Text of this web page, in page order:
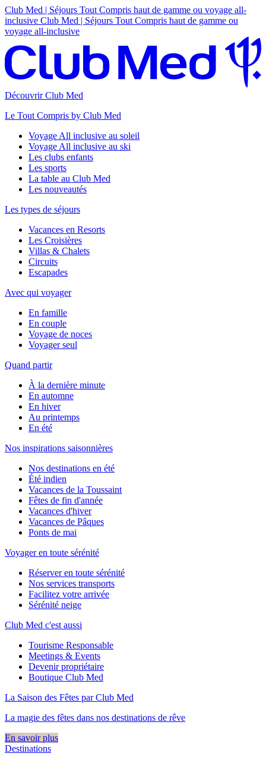
Club Med | Séjours Tout Compris haut de gamme ou voyage all-
inclusive Club Med | Séjours Tout Compris haut de gamme ou
voyage all-inclusive
Découvrir Club Med
Le Tout Compris by Club Med
Voyage All inclusive au soleil
Voyage All inclusive au ski
Les clubs enfants
Les sports
La table au Club Med
Les nouveautés
Les types de séjours
Vacances en Resorts
Les Croisières
Villas & Chalets
Circuits
Escapades
Avec qui voyager
En famille
En couple
Voyage de noces
Voyager seul
Quand partir
À la dernière minute
En automne
En hiver
Au printemps
En été
Nos inspirations saisonnières
Nos destinations en été
Été indien
Vacances de la Toussaint
Fêtes de fin d'année
Vacances d'hiver
Vacances de Pâques
Ponts de mai
Voyager en toute sérénité
Réserver en toute sérénité
Nos services transports
Facilitez votre arrivée
Sérénité neige
Club Med c'est aussi
Tourisme Responsable
Meetings & Events
Devenir propriétaire
Boutique Club Med
La Saison des Fêtes par Club Med
La magie des fêtes dans nos destinations de rêve​
En savoir plus
Destinations